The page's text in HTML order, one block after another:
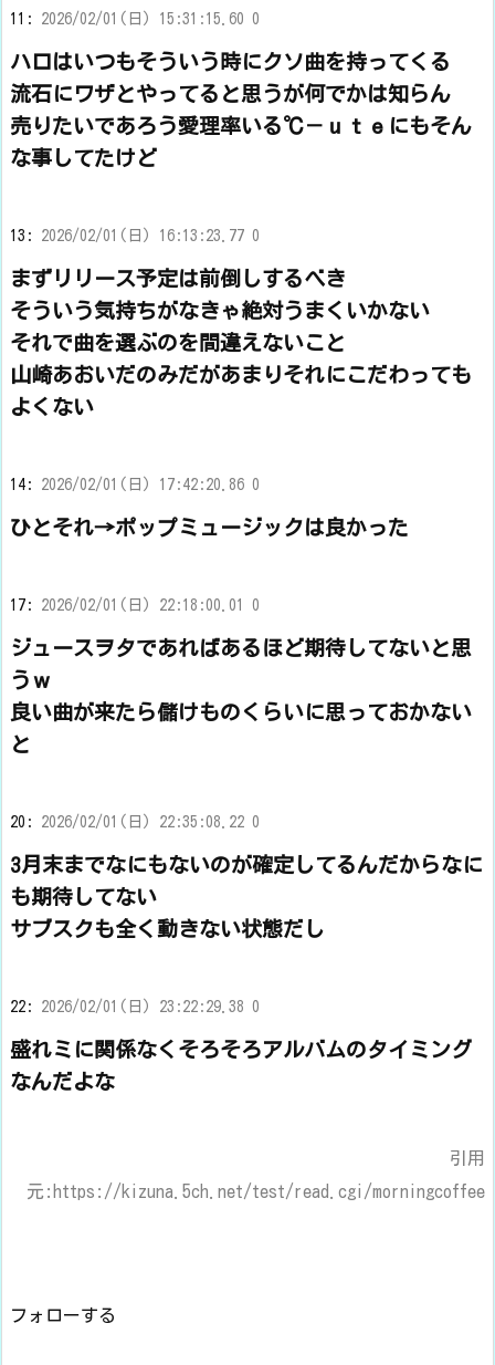
11: 2026/02/01(日) 15:31:15.60 0
ハロはいつもそういう時にクソ曲を持ってくる
流石にワザとやってると思うが何でかは知らん
売りたいであろう愛理率いる℃－ｕｔｅにもそん
な事してたけど
13: 2026/02/01(日) 16:13:23.77 0
まずリリース予定は前倒しするべき
そういう気持ちがなきゃ絶対うまくいかない
それで曲を選ぶのを間違えないこと
山崎あおいだのみだがあまりそれにこだわっても
よくない
14: 2026/02/01(日) 17:42:20.86 0
ひとそれ→ポップミュージックは良かった
17: 2026/02/01(日) 22:18:00.01 0
ジュースヲタであればあるほど期待してないと思
うｗ
良い曲が来たら儲けものくらいに思っておかない
と
20: 2026/02/01(日) 22:35:08.22 0
3月末までなにもないのが確定してるんだからなに
も期待してない
サブスクも全く動きない状態だし
22: 2026/02/01(日) 23:22:29.38 0
盛れミに関係なくそろそろアルバムのタイミング
なんだよな
引用
元:https://kizuna.5ch.net/test/read.cgi/morningcoffee
フォローする